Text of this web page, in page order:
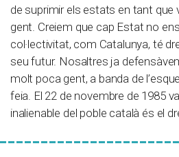
de suprimir els estats en tant que
gent. Creiem que cap Estat no
col·lectivitat, com Catalunya, té
seu futur. Nosaltres ja
molt poca gent, a banda de
feia. El 22 de novembre de 1985
inalienable del poble català és el